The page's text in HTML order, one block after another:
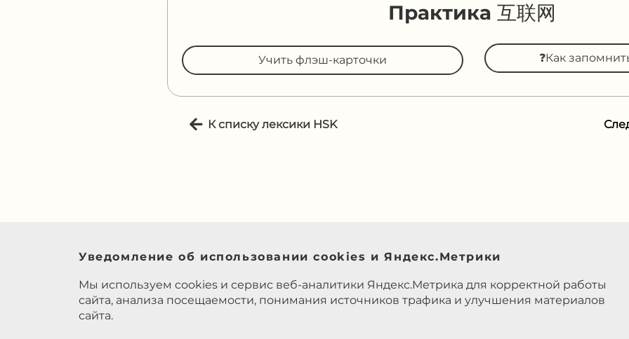
Практика 互联网
Учить флэш-карточки ❓Как
К списку лексики HSK
Уведомление об использовании cookies и Яндекс.Метрики
Мы используем cookies и сервис веб-аналитики Яндекс.Метрика для корректной работы
сайта, анализа посещаемости, понимания источников трафика и улучшения материалов
сайта.